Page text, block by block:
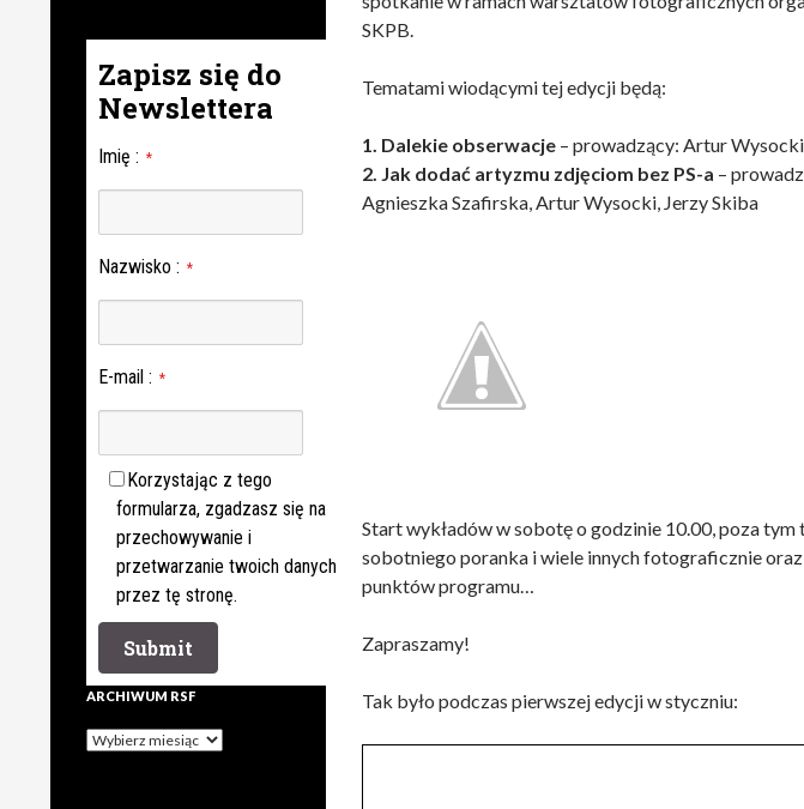
SKPB.
Tematami wiodącymi tej edycji będą:
1. Dalekie obserwacje – prowadzący: Artur Wysocki
2. Jak dodać artyzmu zdjęciom bez PS-a –
Agnieszka Szafirska, Artur Wysocki, Jerzy Skiba
Start wykładów w sobotę o godzinie 10.00, poza
sobotniego poranka i wiele innych fotograficznie
punktów programu…
Zapraszamy!
Tak było podczas pierwszej edycji w styczniu:
Zapisz się do
Newslettera
Imię : *
Nazwisko : *
E-mail : *
Korzystając z tego
formularza, zgadzasz się na
przechowywanie i
przetwarzanie twoich danych
przez tę stronę.
ARCHIWUM RSF
Archiwum